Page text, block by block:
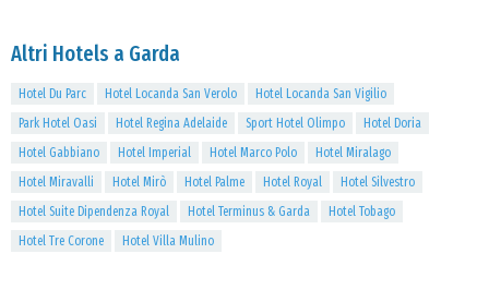
Altri Hotels a Garda
Hotel Du Parc Hotel Locanda San Verolo
Hotel Locanda San Vigilio
Park Hotel Oasi
Hotel Regina Adelaide Sport Hotel Olimpo
Hotel Doria
Hotel Gabbiano
Hotel Imperial Hotel Marco Polo
Hotel Miralago
Hotel Miravalli
Hotel Mirò Hotel Palme Hotel Royal
Hotel Silvestro
Hotel Suite Dipendenza Royal
Hotel Terminus & Garda
Hotel Tobago
Hotel Tre Corone
Hotel Villa Mulino